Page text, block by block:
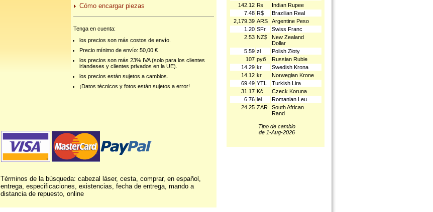
Cómo encargar piezas
Tenga en cuenta:
los precios son más costos de envío.
Precio mínimo de envío: 50,00 €
los precios son más 23% IVA (solo para los clientes
irlandeses y clientes privados en la UE).
los precios están sujetos a cambios.
¡Datos técnicos y fotos están sujetos a error!
Términos de la búsqueda: cabezal láser, cesta, comprar, en español,
entrega, especificaciones, existencias, fecha de entrega, mando a
distancia de repuesto, online
142.12 ₨
Indian Rupee
7.48 R$
Brazilian Real
2,179.39 ARS
Argentine Peso
1.20 SFr.
Swiss Franc
2.53 NZ$
New Zealand
Dollar
5.59 zł
Polish Złoty
107 руб
Russian Ruble
14.29 kr
Swedish Krona
14.12 kr
Norwegian Krone
69.49 YTL
Turkish Lira
31.17 Kč
Czeck Koruna
6.76 lei
Romanian Leu
24.25 ZAR
South African
Rand
Tipo de cambio
de 1-Aug-2026